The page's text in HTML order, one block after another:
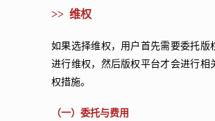
>> 维权
如果选择维权，用户首先需要委托版
进行维权，然后版权平台才会进行相
权措施。
（一）委托与费用